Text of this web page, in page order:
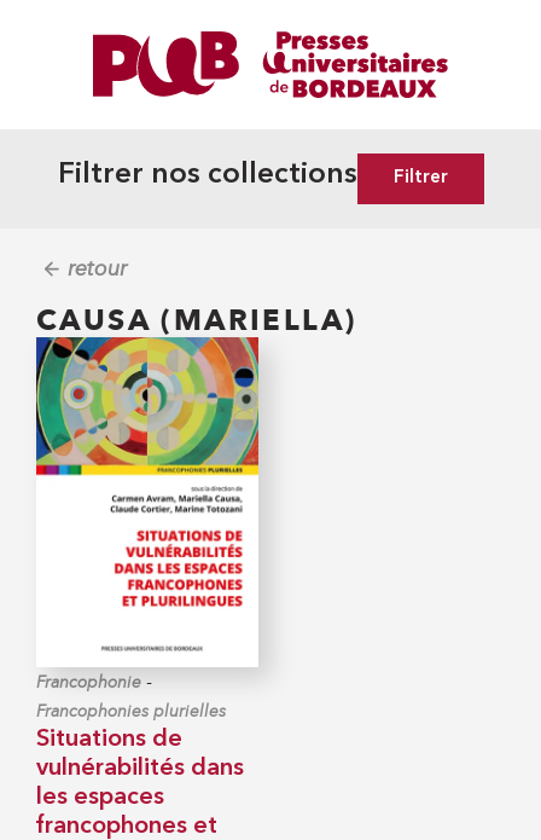
Filtrer nos collections Filtrer
retour
CAUSA (MARIELLA)
Francophonie -
Francophonies plurielles
Situations de
vulnérabilités dans
les espaces
francophones et